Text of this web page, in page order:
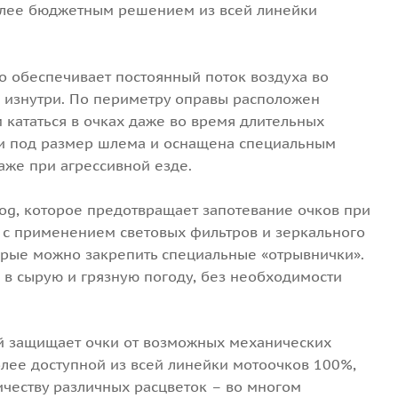
бюджетным решением из всей линейки
постоянный поток воздуха во
По периметру оправы расположен
в очках даже во время длительных
под размер шлема и оснащена специальным
при агрессивной езде.
которое предотвращает запотевание очков при
применением световых фильтров и зеркального
можно закрепить специальные «отрывнички».
сырую и грязную погоду, без необходимости
защищает очки от возможных механических
доступной из всей линейки мотоочков 100%,
различных расцветок – во многом